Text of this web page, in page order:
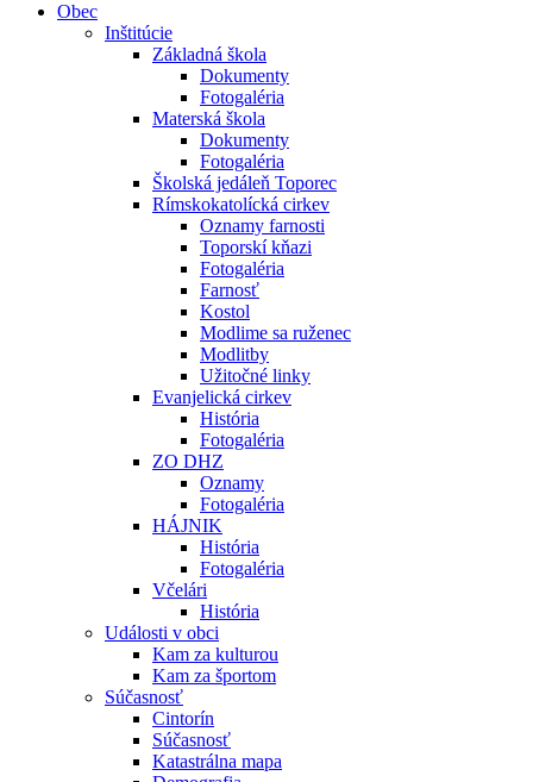
Obec
Inštitúcie
Základná škola
Dokumenty
Fotogaléria
Materská škola
Dokumenty
Fotogaléria
Školská jedáleň Toporec
Rímskokatolícká cirkev
Oznamy farnosti
Toporskí kňazi
Fotogaléria
Farnosť
Kostol
Modlime sa ruženec
Modlitby
Užitočné linky
Evanjelická cirkev
História
Fotogaléria
ZO DHZ
Oznamy
Fotogaléria
HÁJNIK
História
Fotogaléria
Včelári
História
Události v obci
Kam za kulturou
Kam za športom
Súčasnosť
Cintorín
Súčasnosť
Katastrálna mapa